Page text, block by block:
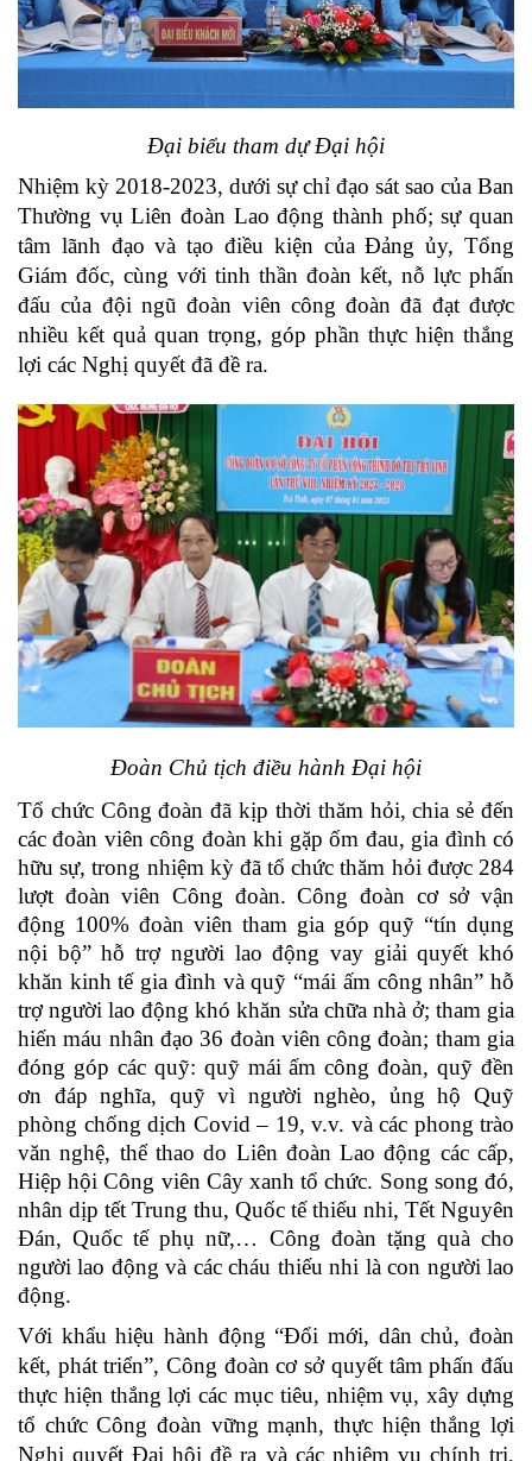
Đại biểu tham dự Đại hội
Nhiệm kỳ 2018-2023, dưới sự chỉ đạo sát sao của Ban
Thường vụ Liên đoàn Lao động thành phố; sự quan
tâm lãnh đạo và tạo điều kiện của Đảng ủy, Tổng
Giám đốc, cùng với tinh thần đoàn kết, nỗ lực phấn
đấu của đội ngũ đoàn viên công đoàn đã đạt được
nhiều kết quả quan trọng, góp phần thực hiện thắng
lợi các Nghị quyết đã đề ra.
Đoàn Chủ tịch điều hành Đại hội
Tổ chức Công đoàn đã kịp thời thăm hỏi, chia sẻ đến
các đoàn viên công đoàn khi gặp ốm đau, gia đình có
hữu sự, trong nhiệm kỳ đã tổ chức thăm hỏi được 284
lượt đoàn viên Công đoàn. Công đoàn cơ sở vận
động 100% đoàn viên tham gia góp quỹ “tín dụng
nội bộ” hỗ trợ người lao động vay giải quyết khó
khăn kinh tế gia đình và quỹ “mái ấm công nhân” hỗ
trợ người lao động khó khăn sửa chữa nhà ở; tham gia
hiến máu nhân đạo 36 đoàn viên công đoàn; tham gia
đóng góp các quỹ: quỹ mái ấm công đoàn, quỹ đền
ơn đáp nghĩa, quỹ vì người nghèo, ủng hộ Quỹ
phòng chống dịch Covid – 19, v.v. và các phong trào
văn nghệ, thể thao do Liên đoàn Lao động các cấp,
Hiệp hội Công viên Cây xanh tổ chức. Song song đó,
nhân dịp tết Trung thu, Quốc tế thiếu nhi, Tết Nguyên
Đán, Quốc tế phụ nữ,… Công đoàn tặng quà cho
người lao động và các cháu thiếu nhi là con người lao
động.
Với khẩu hiệu hành động “Đổi mới, dân chủ, đoàn
kết, phát triển”, Công đoàn cơ sở quyết tâm phấn đấu
thực hiện thắng lợi các mục tiêu, nhiệm vụ, xây dựng
tổ chức Công đoàn vững mạnh, thực hiện thắng lợi
Nghị quyết Đại hội đề ra và các nhiệm vụ chính trị,